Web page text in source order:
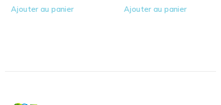
Ajouter au panier Ajouter au panier